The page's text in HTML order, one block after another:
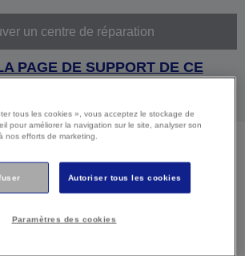
un centre de réparation
PAGE DE SUPPORT DE CE
techniques
tous les cookies », vous acceptez le stockage de
pour améliorer la navigation sur le site, analyser son
nos efforts de marketing.
Autoriser tous les cookies
Paramètres des cookies